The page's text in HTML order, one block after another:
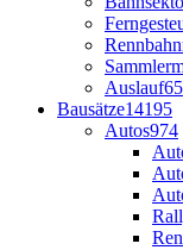
Auslauf65
Bausätze14195
Autos974